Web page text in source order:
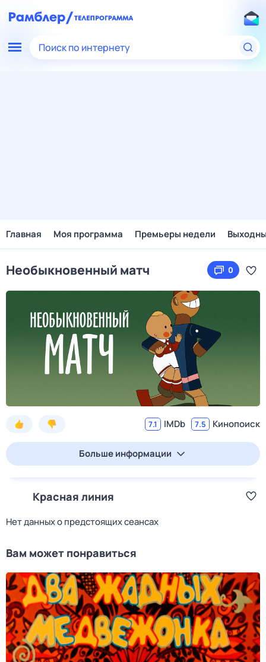
Поиск по интернету
Главная Моя программа Премьеры недели
Необыкновенный матч 0
7.1 IMDb 7.5 Кинопоиск
Больше информации
Красная линия
Нет данных о предстоящих сеансах
Вам может понравиться